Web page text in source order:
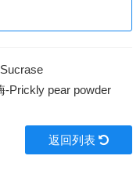
-Prickly pear powder
返回列表